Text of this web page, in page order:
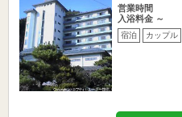
営業時間
入浴料金 ～
宿泊 カップル